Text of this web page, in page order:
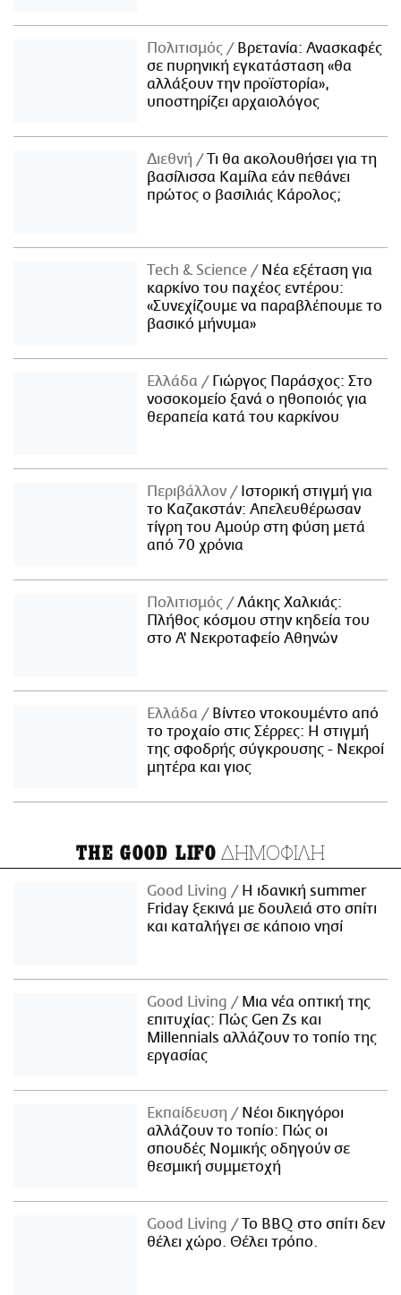
Πολιτισμός
Βρετανία: Ανασκαφές
σε πυρηνική εγκατάσταση «θα
αλλάξουν την προϊστορία»,
υποστηρίζει αρχαιολόγος
Διεθνή
Τι θα ακολουθήσει για τη
βασίλισσα Καμίλα εάν πεθάνει
πρώτος ο βασιλιάς Κάρολος;
Τech & Science
Νέα εξέταση για
καρκίνο του παχέος εντέρου:
«Συνεχίζουμε να παραβλέπουμε το
βασικό μήνυμα»
Ελλάδα
Γιώργος Παράσχος: Στο
νοσοκομείο ξανά ο ηθοποιός για
θεραπεία κατά του καρκίνου
Περιβάλλον
Ιστορική στιγμή για
το Καζακστάν: Απελευθέρωσαν
τίγρη του Αμούρ στη φύση μετά
από 70 χρόνια
Πολιτισμός
Λάκης Χαλκιάς:
Πλήθος κόσμου στην κηδεία του
στο Α' Νεκροταφείο Αθηνών
Ελλάδα
Βίντεο ντοκουμέντο από
το τροχαίο στις Σέρρες: Η στιγμή
της σφοδρής σύγκρουσης - Νεκροί
μητέρα και γιος
THE GOOD LIFO ΔΗΜΟΦΙΛΗ
Good Living
Η ιδανική summer
Friday ξεκινά με δουλειά στο σπίτι
και καταλήγει σε κάποιο νησί
Good Living
Μια νέα οπτική της
επιτυχίας: Πώς Gen Zs και
Millennials αλλάζουν το τοπίο της
εργασίας
Εκπαίδευση
Νέοι δικηγόροι
αλλάζουν το τοπίο: Πώς οι
σπουδές Νομικής οδηγούν σε
θεσμική συμμετοχή
Good Living
Το BBQ στο σπίτι δεν
θέλει χώρο. Θέλει τρόπο.